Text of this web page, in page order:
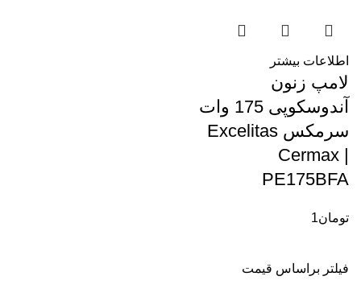
فیلتر براساس قیمت
اطلاعات بیشتر
لامپ زنون
آندوسکوپی 175 وات
سرمکس Excelitas
Cermax |
PE175BFA
تومان1